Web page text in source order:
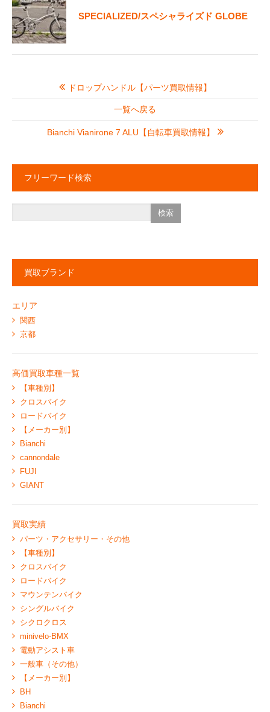
SPECIALIZED/スペシャライズド GLOBE
ドロップハンドル【パーツ買取情報】
一覧へ戻る
Bianchi Vianirone 7 ALU【自転車買取情報】
フリーワード検索
買取ブランド
エリア
関西
京都
高価買取車種一覧
【車種別】
クロスバイク
ロードバイク
【メーカー別】
Bianchi
cannondale
FUJI
GIANT
買取実績
パーツ・アクセサリー・その他
【車種別】
クロスバイク
ロードバイク
マウンテンバイク
シングルバイク
シクロクロス
minivelo-BMX
電動アシスト車
一般車（その他）
【メーカー別】
BH
Bianchi